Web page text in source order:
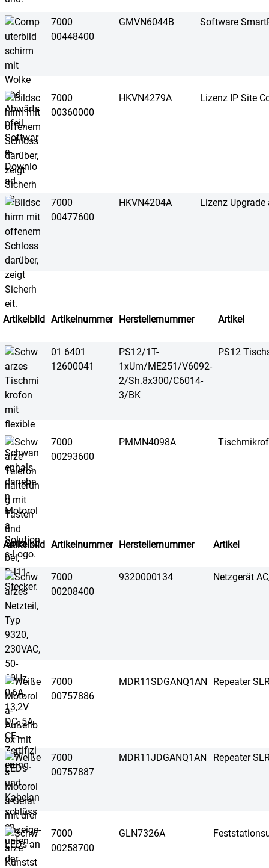
7000
00448400
GMVN6044B Software
7000
00360000
HKVN4279A Lizenz IP Site
7000
00477600
HKVN4204A Lizenz Upgrade
Artikelbild Artikelnummer Herstellernummer Artikel
01 6401
12600041
PS12/1T-
1xUm/ME251/V6092-
2/Sh.8x300/C6014-
3/BK
PS12
7000
00293600
PMMN4098A
Artikelbild Artikelnummer Herstellernummer Artikel
7000
00208400
9320000134 Netzgerät
7000
00757886
MDR11SDGANQ1AN Repeater
7000
00757887
MDR11JDGANQ1AN Repeater
7000
00258700
GLN7326A